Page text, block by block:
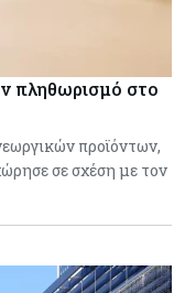
πληθωρισμό στο
προϊόντων,
σε σχέση με τον